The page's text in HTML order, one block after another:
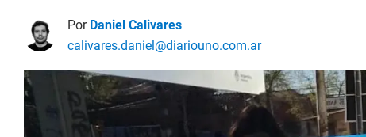
Por Daniel Calivares
calivares.daniel@diariouno.com.ar